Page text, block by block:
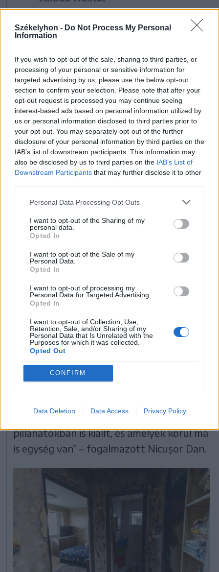
Székelyhon - Do Not Process My Personal
Information
If you wish to opt-out of the sale, sharing to third parties, or
processing of your personal or sensitive information for
targeted advertising by us, please use the below opt-out
section to confirm your selection. Please note that after your
opt-out request is processed you may continue seeing
interest-based ads based on personal information utilized by
us or personal information disclosed to third parties prior to
your opt-out. You may separately opt-out of the further
disclosure of your personal information by third parties on the
IAB’s list of downstream participants. This information may
also be disclosed by us to third parties on the IAB’s List of
Downstream Participants that may further disclose it to other
Personal Data Processing Opt Outs
I want to opt-out of the Sharing of my
personal data.
Opted In
I want to opt-out of the Sale of my
Personal Data.
Opted In
I want to opt-out of processing my
Personal Data for Targeted Advertising.
Opted In
I want to opt-out of Collection, Use,
Retention, Sale, and/or Sharing of my
Personal Data that Is Unrelated with the
Purposes for which it was collected.
Opted Out
CONFIRM
Data Deletion Data Access Privacy Policy
hírügynökség. Az államfő szerint a
életét semmibe vevő taktikáinak
következményei. Úgy vélekedett, hogy
drónincidens része Moszkva
eszköztárának, amellyel félelmet akar
kelteni, alá akarja ásni a bizalmat és kárt
akar okozni.
FOTÓ: NICUȘOR DAN FACEBOOK-OLDALA
„De bármennyire is próbálkozik ezzel,
Oroszország nem fogja tudni megosztani
a román társadalmat, amikor az ország
területi épségéről, a demokráciáról és a
amelyek mellett a társadalom történelmi
pillanatokban is kiállt, és amelyek körül ma
is egység van” – fogalmazott Nicușor Dan.